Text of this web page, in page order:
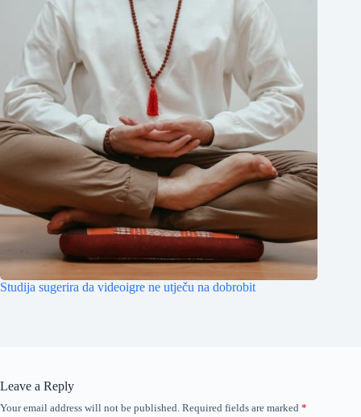
Studija sugerira da videoigre ne utječu na dobrobit
Leave a Reply
Your email address will not be published. Required fields are marked *